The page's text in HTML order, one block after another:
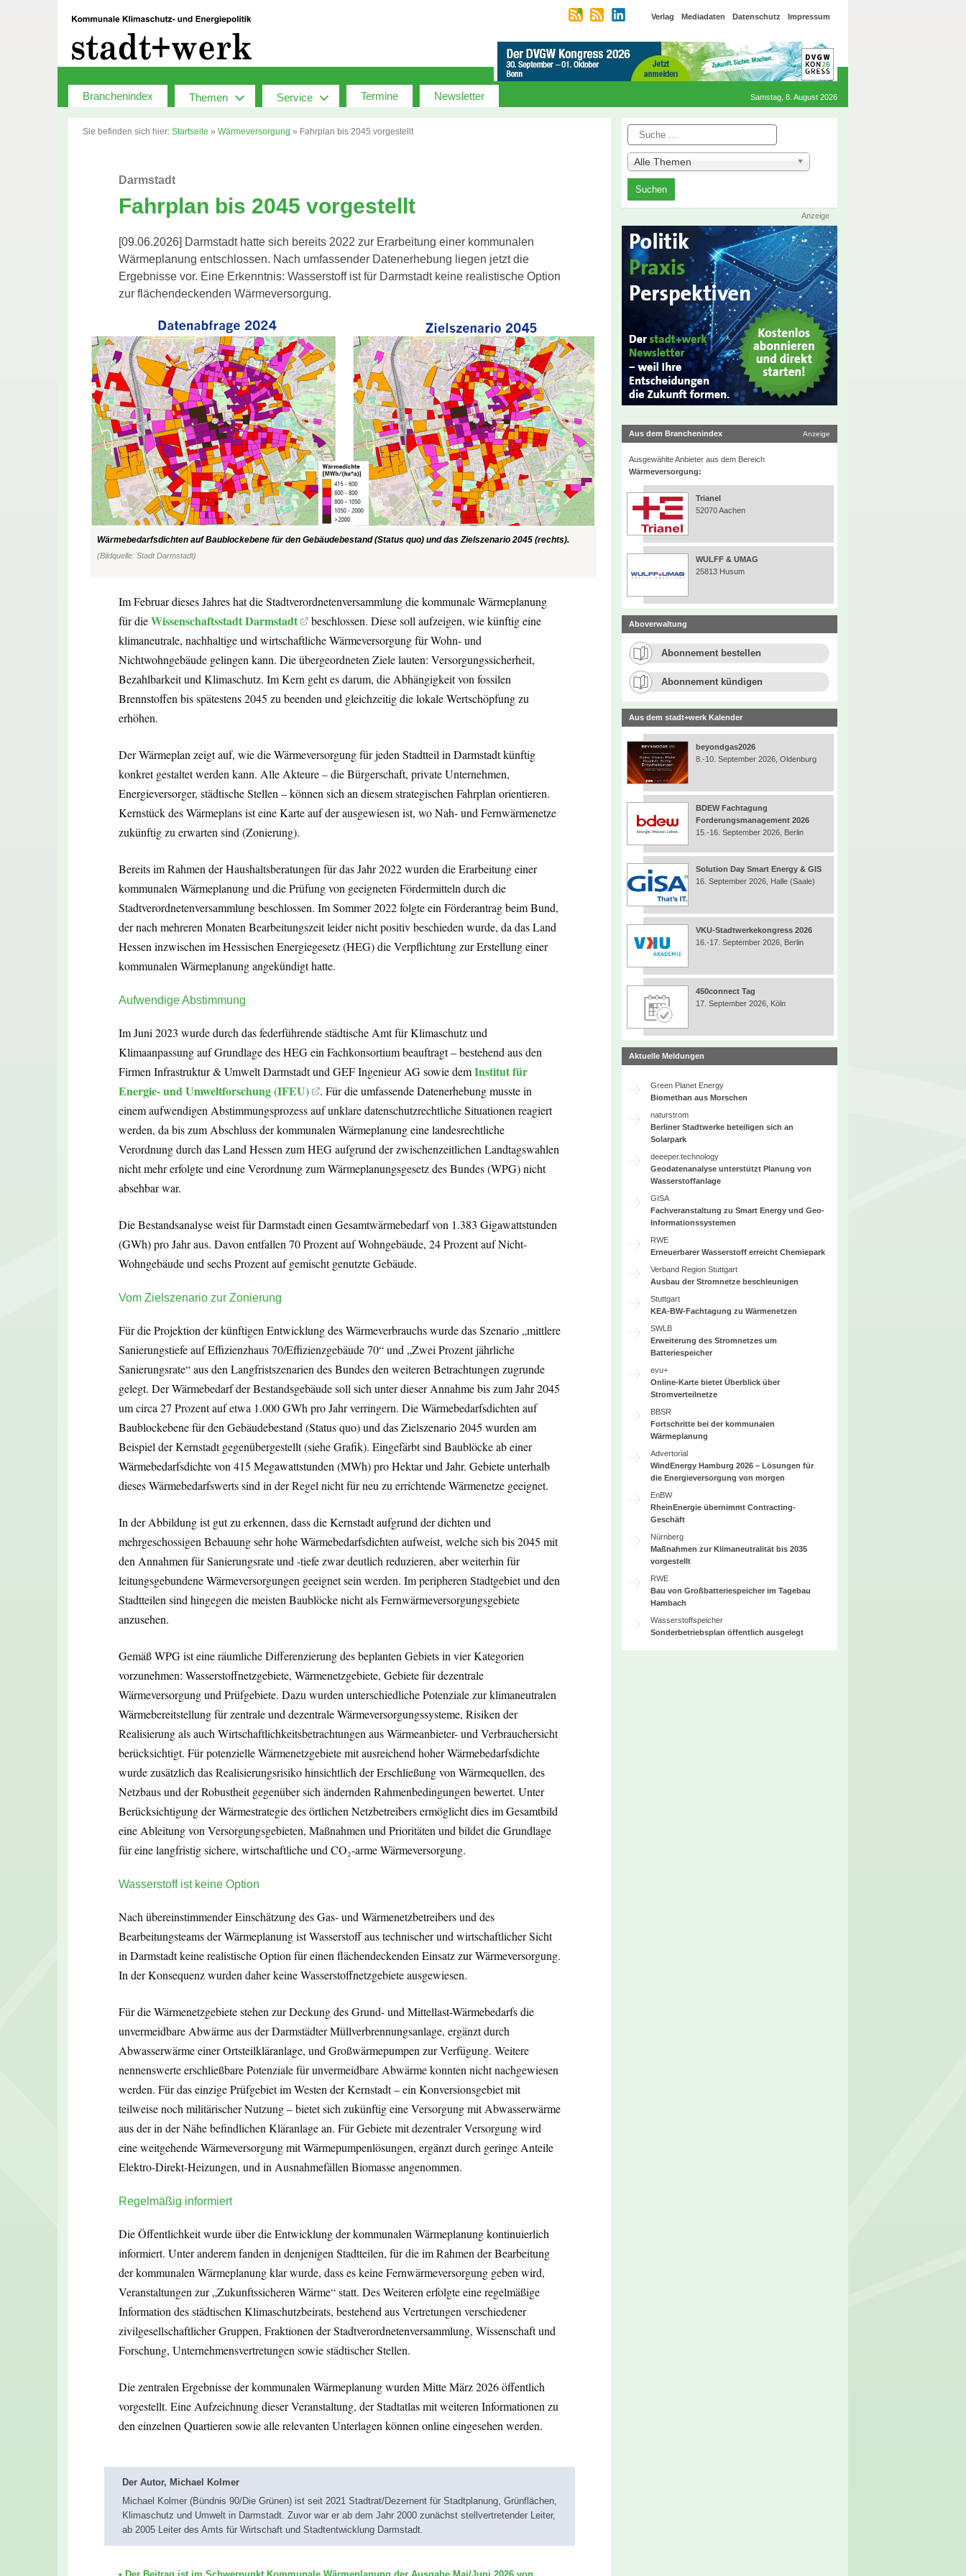
Verlag Mediadaten Datenschutz Impressum
Branchenindex Themen Service Termine Newsletter Samstag, 8. August 2026
Sie befinden sich hier: Startseite » Wärmeversorgung » Fahrplan bis 2045 vorgestellt
Darmstadt
Fahrplan bis 2045 vorgestellt
[09.06.2026] Darmstadt hatte sich bereits 2022 zur Erarbeitung einer kommunalen
Wärmeplanung entschlossen. Nach umfassender Datenerhebung liegen jetzt die
Ergebnisse vor. Eine Erkenntnis: Wasserstoff ist für Darmstadt keine realistische Option
zur flächendeckenden Wärmeversorgung.
Wärmebedarfsdichten auf Baublockebene für den Gebäudebestand ­(Status quo) und das Zielszenario 2045 (rechts).
(Bildquelle: Stadt Darmstadt)
Im Februar dieses Jahres hat die Stadtverordnetenversammlung die kommunale Wärmeplanung
für dieWissenschaftsstadt Darmstadt
beschlossen. Diese soll aufzeigen, wie künftig eine
klimaneutrale, nachhaltige und wirtschaftliche Wärmeversorgung für Wohn- und
Nichtwohngebäude gelingen kann. Die übergeordneten Ziele lauten: Versorgungssicherheit,
Bezahlbarkeit und Klimaschutz. Im Kern geht es darum, die Abhängigkeit von fossilen
Brennstoffen bis spätestens 2045 zu beenden und gleichzeitig die lokale Wertschöpfung zu
erhöhen.
Der Wärmeplan zeigt auf, wie die Wärmeversorgung für jeden Stadtteil in Darmstadt künftig
konkret gestaltet werden kann. Alle Akteure – die Bürgerschaft, private Unternehmen,
Energieversorger, städtische Stellen – können sich an diesem strategischen Fahrplan orientieren.
Kernstück des Wärmeplans ist eine Karte auf der ausgewiesen ist, wo Nah- und Fernwärmenetze
zukünftig zu erwarten sind (Zonierung).
Bereits im Rahmen der Haushaltsberatungen für das Jahr 2022 wurden die Erarbeitung einer
kommunalen Wärmeplanung und die Prüfung von geeigneten Fördermitteln durch die
Stadtverordnetenversammlung beschlossen. Im Sommer 2022 folgte ein Förderantrag beim Bund,
der nach mehreren Monaten Bearbeitungszeit leider nicht positiv beschieden wurde, da das Land
Hessen inzwischen im Hessischen Energiegesetz (HEG) die Verpflichtung zur Erstellung einer
kommunalen Wärmeplanung angekündigt hatte.
Aufwendige Abstimmung
Im Juni 2023 wurde durch das federführende städtische Amt für Klimaschutz und
Klimaanpassung auf Grundlage des HEG ein Fachkonsortium beauftragt – bestehend aus den
Firmen Infrastruktur & Umwelt Darmstadt und GEF Ingenieur AG sowie demInstitut für
Energie- und Umweltforschung (IFEU)
. Für die umfassende Datenerhebung musste in
einem aufwendigen Abstimmungsprozess auf unklare datenschutzrechtliche Situationen reagiert
werden, da bis zum Abschluss der kommunalen Wärmeplanung eine landesrechtliche
Verordnung durch das Land Hessen zum HEG aufgrund der zwischenzeitlichen Landtagswahlen
nicht mehr erfolgte und eine Verordnung zum Wärmeplanungsgesetz des Bundes (WPG) nicht
absehbar war.
Die Bestandsanalyse weist für Darmstadt einen Gesamtwärmebedarf von 1.383 Gigawattstunden
(GWh) pro Jahr aus. Davon entfallen 70 Prozent auf Wohngebäude, 24 Prozent auf Nicht-
Wohngebäude und sechs Prozent auf gemischt genutzte Gebäude.
Vom Zielszenario zur Zonierung
Für die Projektion der künftigen Entwicklung des Wärmeverbrauchs wurde das Szenario „mittlere
Sanierungstiefe auf Effizienzhaus 70/Effizienzgebäude 70“ und „Zwei Prozent jährliche
Sanierungsrate“ aus den Langfristszenarien des Bundes den weiteren Betrachtungen zugrunde
gelegt. Der Wärmebedarf der Bestandsgebäude soll sich unter dieser Annahme bis zum Jahr 2045
um circa 27 Prozent auf etwa 1.000 GWh pro Jahr verringern. Die Wärmebedarfsdichten auf
Baublockebene für den Gebäudebestand (Status quo) und das Zielszenario 2045 wurden am
Beispiel der Kernstadt gegenübergestellt (siehe Grafik). Eingefärbt sind Baublöcke ab einer
Wärmebedarfsdichte von 415 Mega­wattstunden (MWh) pro Hektar und Jahr. Gebiete unterhalb
dieses Wärmebedarfswerts sind in der Regel nicht für neu zu errichtende Wärmenetze geeignet.
In der Abbildung ist gut zu erkennen, dass die Kernstadt aufgrund der dichten und
mehrgeschossigen Bebauung sehr hohe Wärmebedarfsdichten aufweist, welche sich bis 2045 mit
den Annahmen für Sanierungsrate und -tiefe zwar deutlich reduzieren, aber weiterhin für
leitungsgebundene Wärmeversorgungen geeignet sein werden. Im peripheren Stadtgebiet und den
Stadtteilen sind hingegen die meisten Baublöcke nicht als Fernwärmeversorgungsgebiete
anzusehen.
Gemäß WPG ist eine räumliche Differenzierung des beplanten Gebiets in vier Kategorien
vorzunehmen: Wasserstoffnetzgebiete, Wärmenetzgebiete, Gebiete für dezentrale
Wärmeversorgung und Prüfgebiete. Dazu wurden unterschiedliche Potenziale zur klimaneutralen
Wärmebereitstellung für zentrale und dezentrale Wärmeversorgungssysteme, Risiken der
Realisierung als auch Wirtschaftlichkeitsbetrachtungen aus Wärmeanbieter- und Verbrauchersicht
berücksichtigt. Für potenzielle Wärmenetzgebiete mit ausreichend hoher Wärmebedarfsdichte
wurde zusätzlich das Realisierungsrisiko hinsichtlich der Erschließung von Wärmequellen, des
Netzbaus und der Robustheit gegenüber sich ändernden Rahmenbedingungen bewertet. Unter
Berücksichtigung der Wärmestrategie des örtlichen Netzbetreibers ermöglicht dies im Gesamtbild
eine Ableitung von Versorgungsgebieten, Maßnahmen und Prioritäten und bildet die Grundlage
für eine langfristig sichere, wirtschaftliche und CO₂-arme Wärmeversorgung.
Wasserstoff ist keine Option
Nach übereinstimmender Einschätzung des Gas- und Wärmenetzbetreibers und des
Bearbeitungsteams der Wärmeplanung ist Wasserstoff aus technischer und wirtschaftlicher Sicht
in Darmstadt keine realistische Option für einen flächendeckenden Einsatz zur Wärmeversorgung.
In der Konsequenz wurden daher keine Wasserstoffnetzgebiete ausgewiesen.
Für die Wärmenetzgebiete stehen zur Deckung des Grund- und Mittellast-Wärmebedarfs die
unvermeidbare Abwärme aus der Darmstädter Müllverbrennungsanlage, ergänzt durch
Abwasserwärme einer Ortsteilkläranlage, und Großwärmepumpen zur Verfügung. Weitere
nennenswerte erschließbare Potenziale für unvermeidbare Abwärme konnten nicht nachgewiesen
werden. Für das einzige Prüfgebiet im Westen der Kernstadt – ein Konversionsgebiet mit
teilweise noch militärischer Nutzung – bietet sich zukünftig eine Versorgung mit Abwasserwärme
aus der in der Nähe befindlichen Kläranlage an. Für Gebiete mit dezentraler Versorgung wird
eine weitgehende Wärmeversorgung mit Wärmepumpenlösungen, ergänzt durch geringe Anteile
Elektro-Direkt-Heizungen, und in Ausnahmefällen Biomasse angenommen.
Regelmäßig informiert
Die Öffentlichkeit wurde über die Entwicklung der kommunalen Wärmeplanung kontinuierlich
informiert. Unter anderem fanden in denjenigen Stadtteilen, für die im Rahmen der Bearbeitung
der kommunalen Wärmeplanung klar wurde, dass es keine Fernwärmeversorgung geben wird,
Veranstaltungen zur „Zukunftssicheren Wärme“ statt. Des Weiteren erfolgte eine regelmäßige
Information des städtischen Klimaschutzbeirats, bestehend aus Vertretungen verschiedener
zivilgesellschaftlicher Gruppen, Fraktionen der Stadtverordnetenversammlung, Wissenschaft und
Forschung, Unternehmensvertretungen sowie städtischer Stellen.
Die zentralen Ergebnisse der kommunalen Wärmeplanung wurden Mitte März 2026 öffentlich
vorgestellt. Eine Aufzeichnung dieser Veranstaltung, der Stadtatlas mit weiteren Informationen zu
den einzelnen Quartieren sowie alle relevanten Unterlagen können online eingesehen werden.
Der Autor, Michael Kolmer
Michael Kolmer (Bündnis 90/Die Grünen) ist seit 2021 Stadtrat/Dezernent für Stadtplanung, Grünflächen,
Klimaschutz und Umwelt in Darmstadt. Zuvor war er ab dem Jahr 2000 zunächst stellvertretender Leiter,
ab 2005 Leiter des Amts für Wirtschaft und Stadtentwicklung Darmstadt.
Suche
Alle Themen
Anzeige
Aus dem Branchenindex Anzeige
Ausgewählte Anbieter aus dem Bereich
Wärmeversorgung:
Trianel
52070 Aachen
WULFF & UMAG
25813 Husum
Aboverwaltung
Abonnement bestellen
Abonnement kündigen
Aus dem stadt+werk Kalender
beyondgas2026
8.-10. September 2026, Oldenburg
BDEW Fachtagung
Forderungsmanagement 2026
15.-16. September 2026, Berlin
Solution Day Smart Energy & GIS
16. September 2026, Halle (Saale)
VKU-Stadtwerkekongress 2026
16.-17. September 2026, Berlin
450connect Tag
17. September 2026, Köln
Aktuelle Meldungen
Green Planet Energy
Biomethan aus Morschen
naturstrom
Berliner Stadtwerke beteiligen sich an
Solarpark
deeeper.technology
Geodatenanalyse unterstützt Planung von
Wasserstoffanlage
GISA
Fachveranstaltung zu Smart Energy und Geo-
Informationssystemen
RWE
Erneuerbarer Wasserstoff erreicht Chemiepark
Verband Region Stuttgart
Ausbau der Stromnetze beschleunigen
Stuttgart
KEA-BW-Fachtagung zu Wärmenetzen
SWLB
Erweiterung des Stromnetzes um
Batteriespeicher
evu+
Online-Karte bietet Überblick über
Stromverteilnetze
BBSR
Fortschritte bei der kommunalen
Wärmeplanung
Advertorial
WindEnergy Hamburg 2026 – Lösungen für
die Energieversorgung von morgen
EnBW
RheinEnergie übernimmt Contracting-
Geschäft
Nürnberg
Maßnahmen zur Klimaneutralität bis 2035
vorgestellt
RWE
Bau von Großbatteriespeicher im Tagebau
Hambach
Wasserstoffspeicher
Sonderbetriebsplan öffentlich ausgelegt